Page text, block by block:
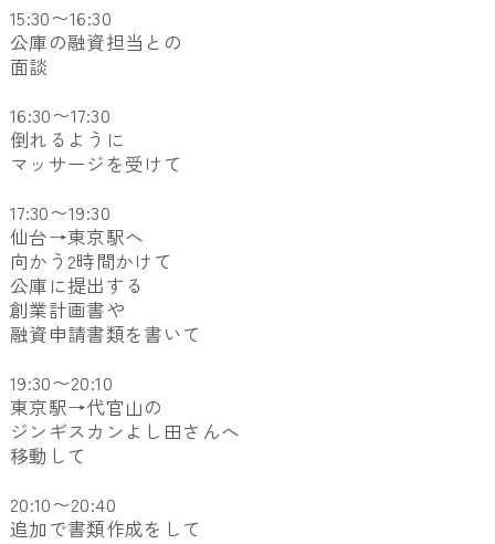
15:30〜16:30
公庫の融資担当との
面談
16:30〜17:30
倒れるように
マッサージを受けて
17:30〜19:30
仙台→東京駅へ
向かう2時間かけて
公庫に提出する
創業計画書や
融資申請書類を書いて
19:30〜20:10
東京駅→代官山の
ジンギスカンよし田さんへ
移動して
20:10〜20:40
追加で書類作成をして